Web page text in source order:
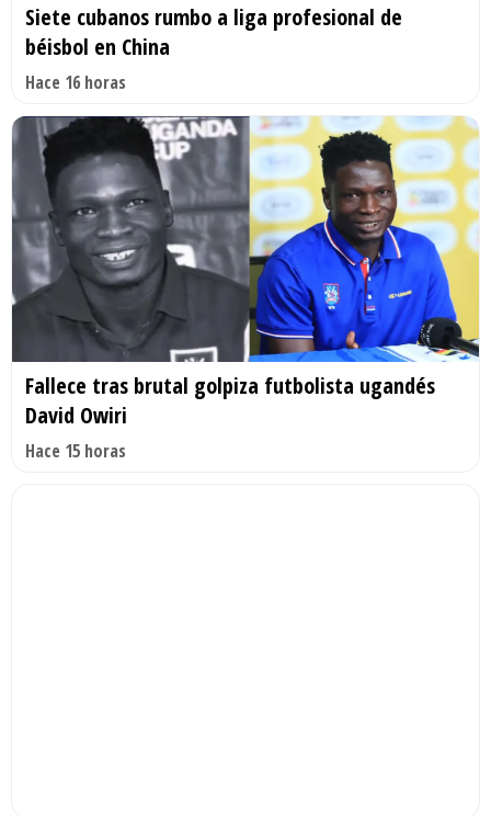
Siete cubanos rumbo a liga profesional de
béisbol en China
Hace 16 horas
Fallece tras brutal golpiza futbolista ugandés
David Owiri
Hace 15 horas